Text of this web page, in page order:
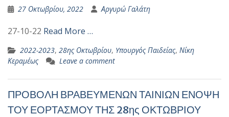
27 Οκτωβρίου, 2022 Αργυρώ Γαλάτη
27-10-22 Read More …
2022-2023, 28ης Οκτωβρίου, Yπουργός Παιδείας, Νίκη
Κεραμέως
Leave a comment
ΠΡΟΒΟΛΗ ΒΡΑΒΕΥΜΕΝΩΝ ΤΑΙΝΙΩΝ ΕΝΟΨΗ
ΤΟΥ ΕΟΡΤΑΣΜΟΥ ΤΗΣ 28ης ΟΚΤΩΒΡΙΟΥ